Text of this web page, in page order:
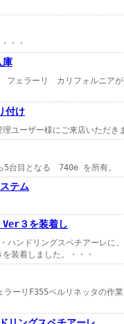
・
庫
ェラーリ カリフォルニ
付け
ー様にご来店いただきま
なる 740e を所有。 ・
テム
Ver３を装着し
ンドリングスペチアーレに
着しました。・・・
ラーリF355ベルリネッタ